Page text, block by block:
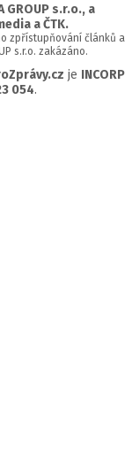
s.r.o., a
a ČTK.
zpřístupňování článků a
s.r.o. zakázáno.
je INCORP
054.